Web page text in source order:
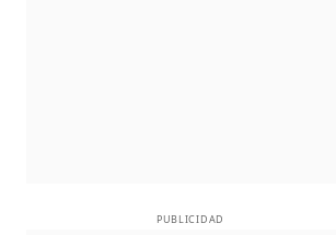
PUBLICIDAD